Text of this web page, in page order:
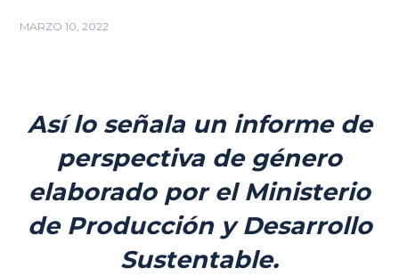
MARZO 10, 2022
Así lo señala un informe de
perspectiva de género
elaborado por el Ministerio
de Producción y Desarrollo
Sustentable.